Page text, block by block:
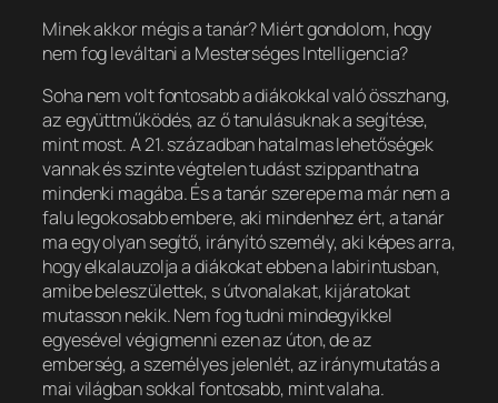
Minek akkor mégis a tanár? Miért gondolom, hogy
nem fog leváltani a Mesterséges Intelligencia?
Soha nem volt fontosabb a diákokkal való összhang,
az együttműködés, az ő tanulásuknak a segítése,
mint most. A 21. században hatalmas lehetőségek
vannak és szinte végtelen tudást szippanthatna
mindenki magába. És a tanár szerepe ma már nem a
falu legokosabb embere, aki mindenhez ért, a tanár
ma egy olyan segítő, irányító személy, aki képes arra,
hogy elkalauzolja a diákokat ebben a labirintusban,
amibe beleszülettek, s útvonalakat, kijáratokat
mutasson nekik. Nem fog tudni mindegyikkel
egyesével végigmenni ezen az úton, de az
emberség, a személyes jelenlét, az iránymutatás a
mai világban sokkal fontosabb, mint valaha.